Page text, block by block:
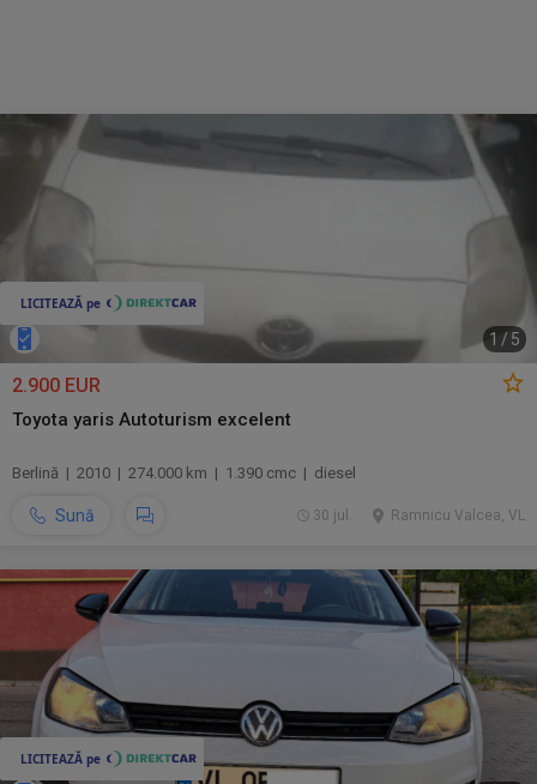
1 / 5
2.900 EUR
Toyota yaris Autoturism excelent
Berlină | 2010 | 274.000 km | 1.390 cmc | diesel
Sună Ramnicu Valcea, VL
30 jul.